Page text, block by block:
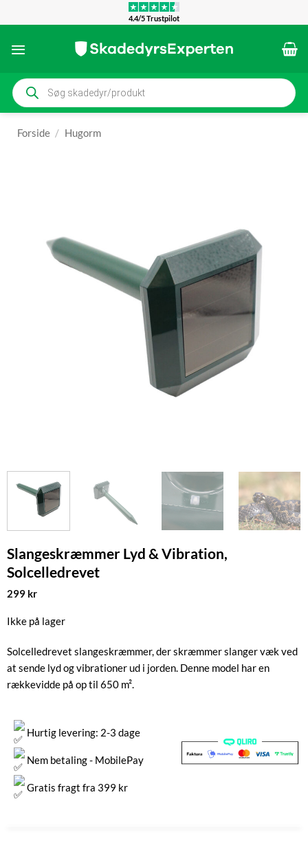
til
4.4/5 Trustpilot
Products
search
Forside / Hugorm
Slangeskræmmer Lyd & Vibration,
Solcelledrevet
299 kr
Ikke på lager
Solcelledrevet slangeskræmmer, der skræmmer slanger væk ved
at sende lyd og vibrationer ud i jorden. Denne model har en
rækkevidde på op til 650 m².
Hurtig levering: 2-3 dage
Nem betaling - MobilePay
Gratis fragt fra 399 kr